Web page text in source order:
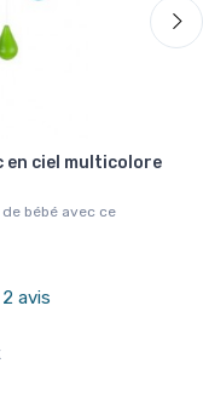
en ciel multicolore
bébé avec ce
2 avis